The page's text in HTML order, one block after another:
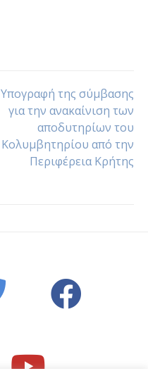
Υπογραφή της σύμβασης
για την ανακαίνιση των
αποδυτηρίων του
Κολυμβητηρίου από την
Περιφέρεια Κρήτης